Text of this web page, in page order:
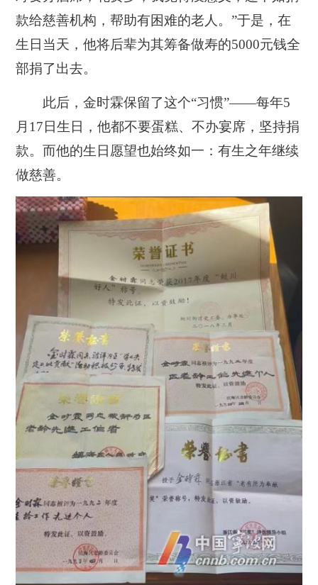
款给慈善机构，帮助有困难的老人。”于是，在
生日当天，他将后辈为其筹备做寿的5000元钱全
部捐了出去。
此后，金时霖保留了这个“习惯”——每年5
月17日生日，他都不要蛋糕、不办宴席，坚持捐
款。而他的生日愿望也始终如一：有生之年继续
做慈善。